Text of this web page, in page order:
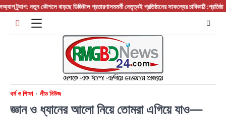
Skipনতুন কৌশলে বাড়ছে ডিজিটাল প্রতারণাসমমর্মী নেতৃত্বই প্রতিষ্ঠানের সাফল্যের চাবিকাঠি :প্রতিষ্ঠান
ধর্ম ও শিক্ষা লীড নিউজ
জ্ঞান ও ধ্যানের আলো নিয়ে তোমরা এগিয়ে যাও—